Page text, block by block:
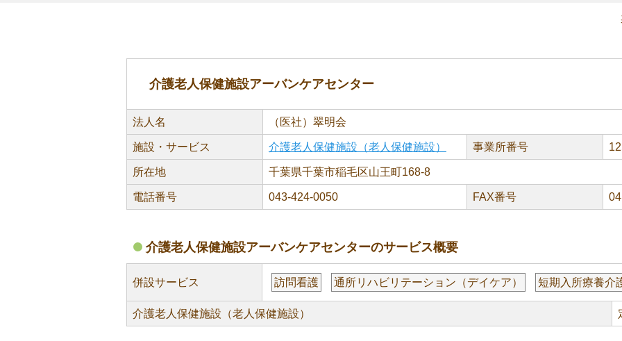
介護老人保健施設アーバンケアセンター
法人名 （医社）翠明会
施設・サービス 介護老人保健施設（老人保健施設） 事業所番号
所在地 千葉県千葉市稲毛区山王町168-8
電話番号 043-424-0050 FAX番号
介護老人保健施設アーバンケアセンターのサービス概要
併設サービス 訪問看護 通所リハビリテーション（デイケア） 短期入所療養介
介護老人保健施設（老人保健施設）